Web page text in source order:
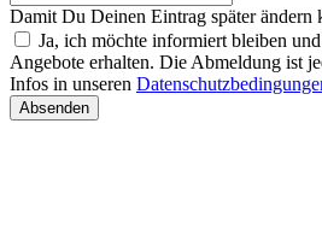
Damit Du Deinen Eintrag später ändern
Ja, ich möchte informiert bleiben
Angebote erhalten. Die Abmeldung ist
Infos in unseren
Absenden